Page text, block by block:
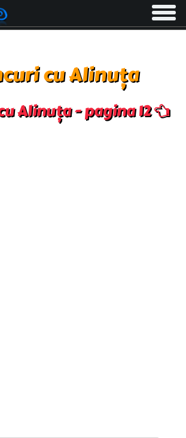
Toggle
cu Alinuța
Alinuța - pagina 12